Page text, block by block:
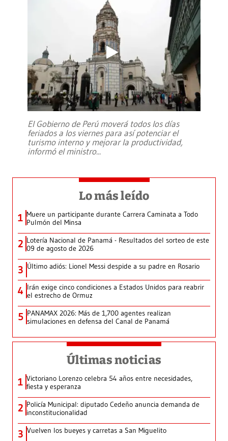
El Gobierno de Perú moverá todos los días
feriados a los viernes para así potenciar el
turismo interno y mejorar la productividad,
informó el ministro...
Lo más leído
1 Muere un participante durante Carrera Caminata a Todo
Pulmón del Minsa
2 Lotería Nacional de Panamá - Resultados del sorteo de este
09 de agosto de 2026
3 Último adiós: Lionel Messi despide a su padre en Rosario
4 Irán exige cinco condiciones a Estados Unidos para reabrir
el estrecho de Ormuz
5 PANAMAX 2026: Más de 1,700 agentes realizan
simulaciones en defensa del Canal de Panamá
Últimas noticias
1 Victoriano Lorenzo celebra 54 años entre necesidades,
fiesta y esperanza
2 Policía Municipal: diputado Cedeño anuncia demanda de
inconstitucionalidad
3 Vuelven los bueyes y carretas a San Miguelito